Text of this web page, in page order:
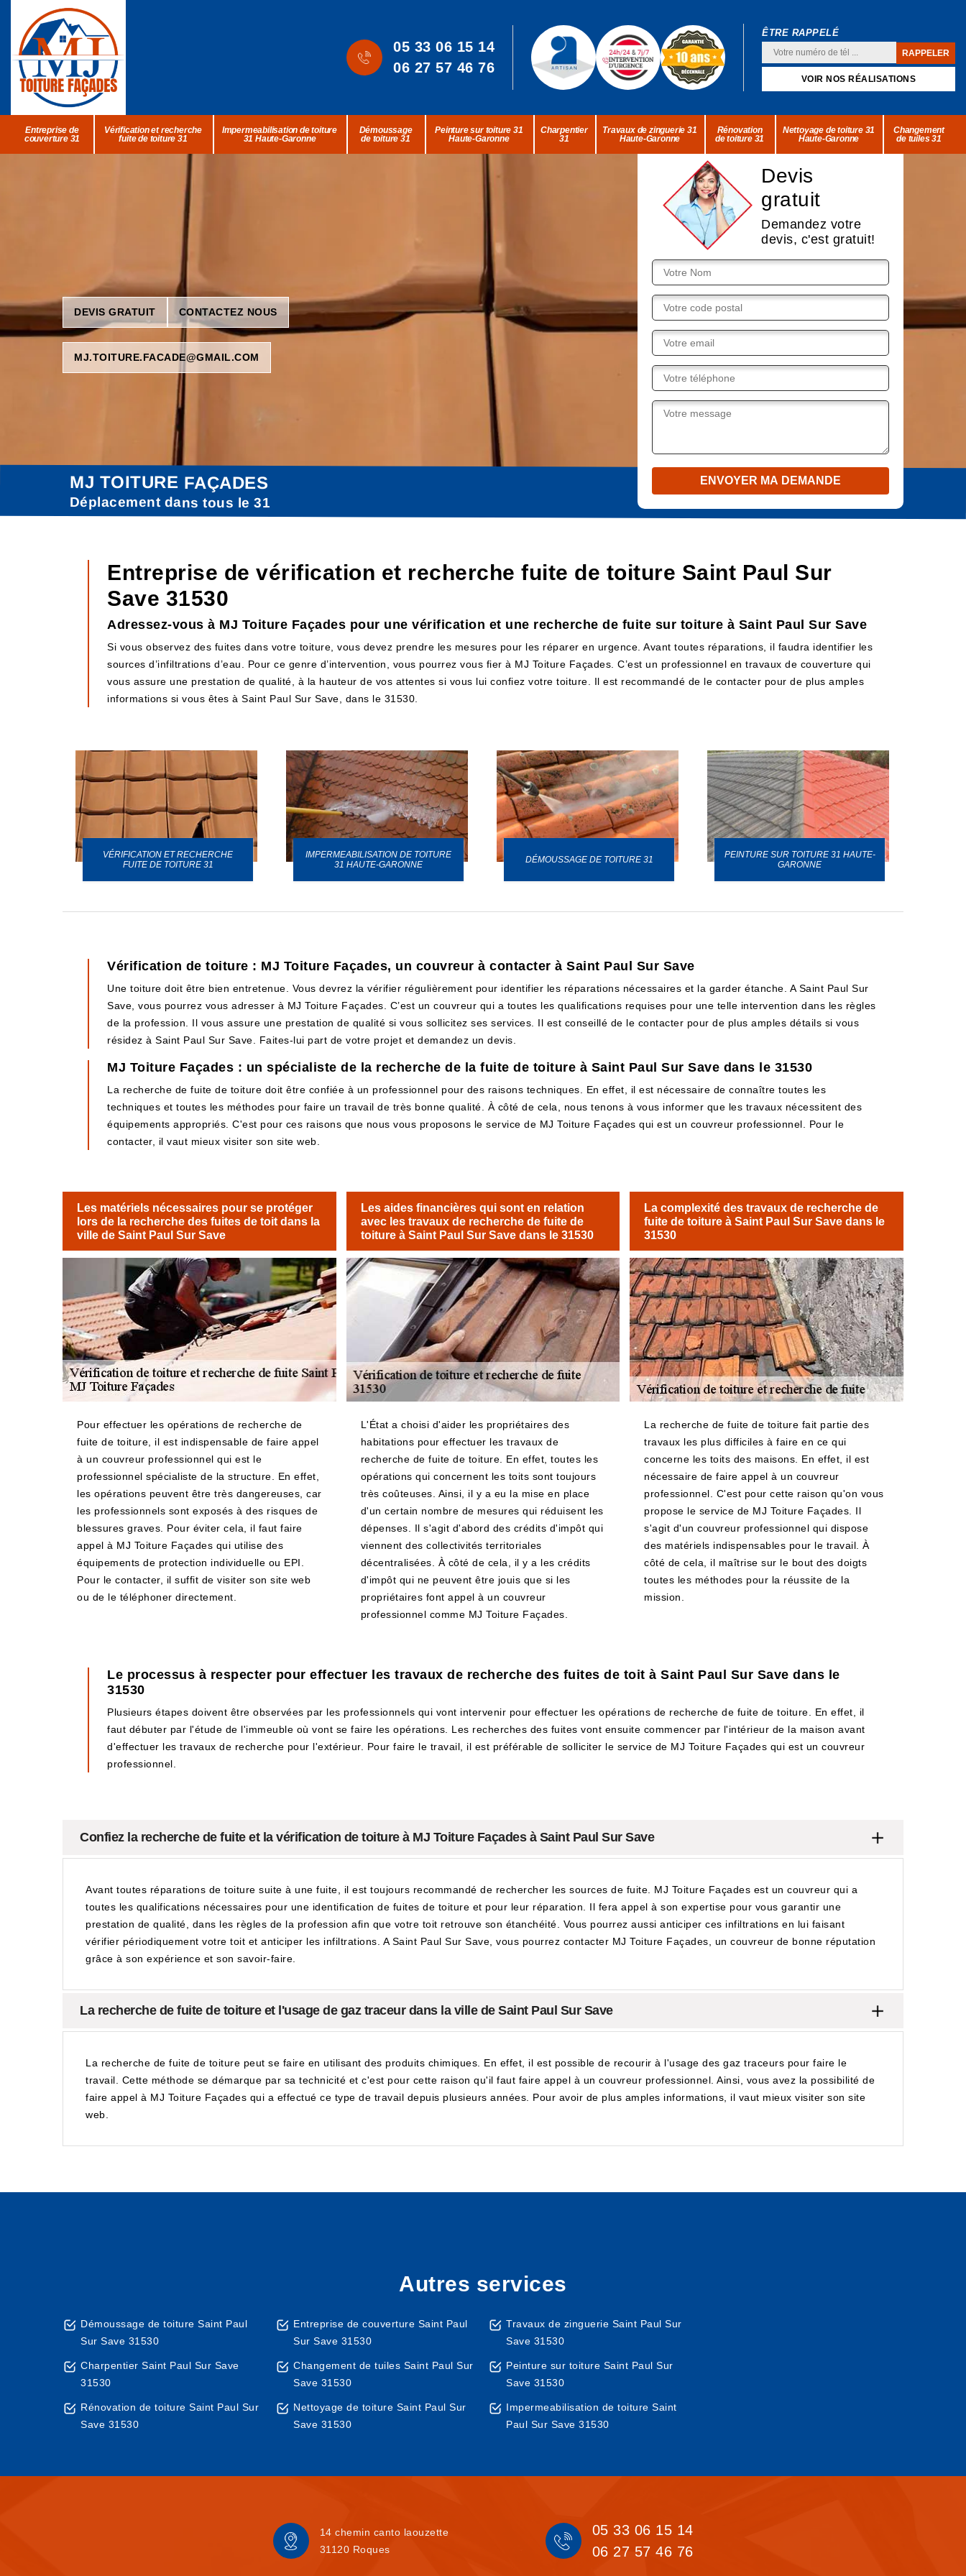
05 33 06 15 14
06 27 57 46 76
ÊTRE RAPPELÉ
VOIR NOS RÉALISATIONS
Entreprise de
couverture 31
Vérification et recherche
fuite de toiture 31
Impermeabilisation de toiture
31 Haute-Garonne
Démoussage
de toiture 31
Peinture sur toiture 31
Haute-Garonne
Charpentier
31
Travaux de zinguerie 31
Haute-Garonne
Rénovation
de toiture 31
Nettoyage de toiture 31
Haute-Garonne
Changement
de tuiles 31
DEVIS GRATUIT CONTACTEZ NOUS
MJ.TOITURE.FACADE@GMAIL.COM
Devis
gratuit
Demandez votre
devis, c'est gratuit!
MJ TOITURE FAÇADES
Déplacement dans tous le 31
Entreprise de vérification et recherche fuite de toiture Saint Paul Sur
Save 31530
Adressez-vous à MJ Toiture Façades pour une vérification et une recherche de fuite sur toiture à Saint Paul Sur Save
Si vous observez des fuites dans votre toiture, vous devez prendre les mesures pour les réparer en urgence. Avant toutes réparations, il faudra identifier les
sources d’infiltrations d’eau. Pour ce genre d’intervention, vous pourrez vous fier à MJ Toiture Façades. C’est un professionnel en travaux de couverture qui
vous assure une prestation de qualité, à la hauteur de vos attentes si vous lui confiez votre toiture. Il est recommandé de le contacter pour de plus amples
informations si vous êtes à Saint Paul Sur Save, dans le 31530.
VÉRIFICATION ET RECHERCHE
FUITE DE TOITURE 31
IMPERMEABILISATION DE TOITURE
31 HAUTE-GARONNE
DÉMOUSSAGE DE TOITURE 31
PEINTURE SUR TOITURE 31 HAUTE-
GARONNE
Vérification de toiture : MJ Toiture Façades, un couvreur à contacter à Saint Paul Sur Save
Une toiture doit être bien entretenue. Vous devrez la vérifier régulièrement pour identifier les réparations nécessaires et la garder étanche. A Saint Paul Sur
Save, vous pourrez vous adresser à MJ Toiture Façades. C’est un couvreur qui a toutes les qualifications requises pour une telle intervention dans les règles
de la profession. Il vous assure une prestation de qualité si vous sollicitez ses services. Il est conseillé de le contacter pour de plus amples détails si vous
résidez à Saint Paul Sur Save. Faites-lui part de votre projet et demandez un devis.
MJ Toiture Façades : un spécialiste de la recherche de la fuite de toiture à Saint Paul Sur Save dans le 31530
La recherche de fuite de toiture doit être confiée à un professionnel pour des raisons techniques. En effet, il est nécessaire de connaître toutes les
techniques et toutes les méthodes pour faire un travail de très bonne qualité. À côté de cela, nous tenons à vous informer que les travaux nécessitent des
équipements appropriés. C'est pour ces raisons que nous vous proposons le service de MJ Toiture Façades qui est un couvreur professionnel. Pour le
contacter, il vaut mieux visiter son site web.
Les matériels nécessaires pour se protéger
lors de la recherche des fuites de toit dans la
ville de Saint Paul Sur Save
Pour effectuer les opérations de recherche de
fuite de toiture, il est indispensable de faire appel
à un couvreur professionnel qui est le
professionnel spécialiste de la structure. En effet,
les opérations peuvent être très dangereuses, car
les professionnels sont exposés à des risques de
blessures graves. Pour éviter cela, il faut faire
appel à MJ Toiture Façades qui utilise des
équipements de protection individuelle ou EPI.
Pour le contacter, il suffit de visiter son site web
ou de le téléphoner directement.
Les aides financières qui sont en relation
avec les travaux de recherche de fuite de
toiture à Saint Paul Sur Save dans le 31530
L'État a choisi d'aider les propriétaires des
habitations pour effectuer les travaux de
recherche de fuite de toiture. En effet, toutes les
opérations qui concernent les toits sont toujours
très coûteuses. Ainsi, il y a eu la mise en place
d'un certain nombre de mesures qui réduisent les
dépenses. Il s'agit d'abord des crédits d'impôt qui
viennent des collectivités territoriales
décentralisées. À côté de cela, il y a les crédits
d'impôt qui ne peuvent être jouis que si les
propriétaires font appel à un couvreur
professionnel comme MJ Toiture Façades.
La complexité des travaux de recherche de
fuite de toiture à Saint Paul Sur Save dans le
31530
La recherche de fuite de toiture fait partie des
travaux les plus difficiles à faire en ce qui
concerne les toits des maisons. En effet, il est
nécessaire de faire appel à un couvreur
professionnel. C'est pour cette raison qu'on vous
propose le service de MJ Toiture Façades. Il
s'agit d'un couvreur professionnel qui dispose
des matériels indispensables pour le travail. À
côté de cela, il maîtrise sur le bout des doigts
toutes les méthodes pour la réussite de la
mission.
Le processus à respecter pour effectuer les travaux de recherche des fuites de toit à Saint Paul Sur Save dans le
31530
Plusieurs étapes doivent être observées par les professionnels qui vont intervenir pour effectuer les opérations de recherche de fuite de toiture. En effet, il
faut débuter par l'étude de l'immeuble où vont se faire les opérations. Les recherches des fuites vont ensuite commencer par l'intérieur de la maison avant
d'effectuer les travaux de recherche pour l'extérieur. Pour faire le travail, il est préférable de solliciter le service de MJ Toiture Façades qui est un couvreur
professionnel.
Confiez la recherche de fuite et la vérification de toiture à MJ Toiture Façades à Saint Paul Sur Save
Avant toutes réparations de toiture suite à une fuite, il est toujours recommandé de rechercher les sources de fuite. MJ Toiture Façades est un couvreur qui a
toutes les qualifications nécessaires pour une identification de fuites de toiture et pour leur réparation. Il fera appel à son expertise pour vous garantir une
prestation de qualité, dans les règles de la profession afin que votre toit retrouve son étanchéité. Vous pourrez aussi anticiper ces infiltrations en lui faisant
vérifier périodiquement votre toit et anticiper les infiltrations. A Saint Paul Sur Save, vous pourrez contacter MJ Toiture Façades, un couvreur de bonne réputation
grâce à son expérience et son savoir-faire.
La recherche de fuite de toiture et l'usage de gaz traceur dans la ville de Saint Paul Sur Save
La recherche de fuite de toiture peut se faire en utilisant des produits chimiques. En effet, il est possible de recourir à l'usage des gaz traceurs pour faire le
travail. Cette méthode se démarque par sa technicité et c'est pour cette raison qu'il faut faire appel à un couvreur professionnel. Ainsi, vous avez la possibilité de
faire appel à MJ Toiture Façades qui a effectué ce type de travail depuis plusieurs années. Pour avoir de plus amples informations, il vaut mieux visiter son site
web.
Autres services
Démoussage de toiture Saint Paul
Sur Save 31530
Charpentier Saint Paul Sur Save
31530
Rénovation de toiture Saint Paul Sur
Save 31530
Entreprise de couverture Saint Paul
Sur Save 31530
Changement de tuiles Saint Paul Sur
Save 31530
Nettoyage de toiture Saint Paul Sur
Save 31530
Travaux de zinguerie Saint Paul Sur
Save 31530
Peinture sur toiture Saint Paul Sur
Save 31530
Impermeabilisation de toiture Saint
Paul Sur Save 31530
14 chemin canto laouzette
31120 Roques
05 33 06 15 14
06 27 57 46 76